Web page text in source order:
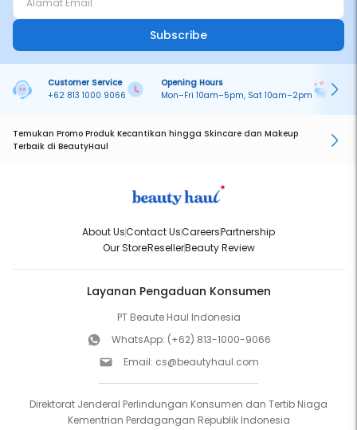
Subscribe
Customer Service
+62 813 1000 9066
Opening Hours
Mon–Fri 10am–5pm, Sat 10am–2pm
Temukan Promo Produk Kecantikan hingga Skincare dan Makeup
Terbaik di BeautyHaul
About UsContact UsCareersPartnership
Our StoreResellerBeauty Review
Layanan Pengaduan Konsumen
PT Beaute Haul Indonesia
WhatsApp: (+62) 813-1000-9066
Email: cs@beautyhaul.com
Direktorat Jenderal Perlindungan Konsumen dan Tertib Niaga
Kementrian Perdagangan Republik Indonesia